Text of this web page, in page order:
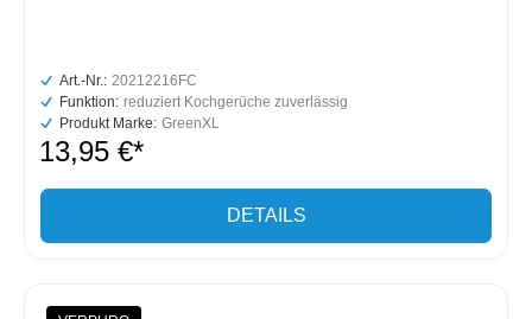
Art.-Nr.: 20212216FC
Funktion: reduziert Kochgerüche zuverlässig
Produkt Marke: GreenXL
13,95 €*
DETAILS